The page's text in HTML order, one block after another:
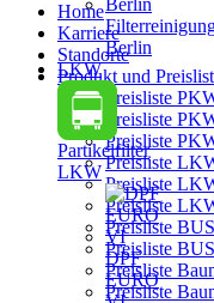
Berlin
LKW
Partikelfilter
LKW
DPF
EURO
Home
Karriere
Standorte
Produkt und
Preisliste
Preisliste
Preisliste
Preisliste
Preisliste
Preisliste
Preisliste
Preisliste
Preisliste
Preisliste